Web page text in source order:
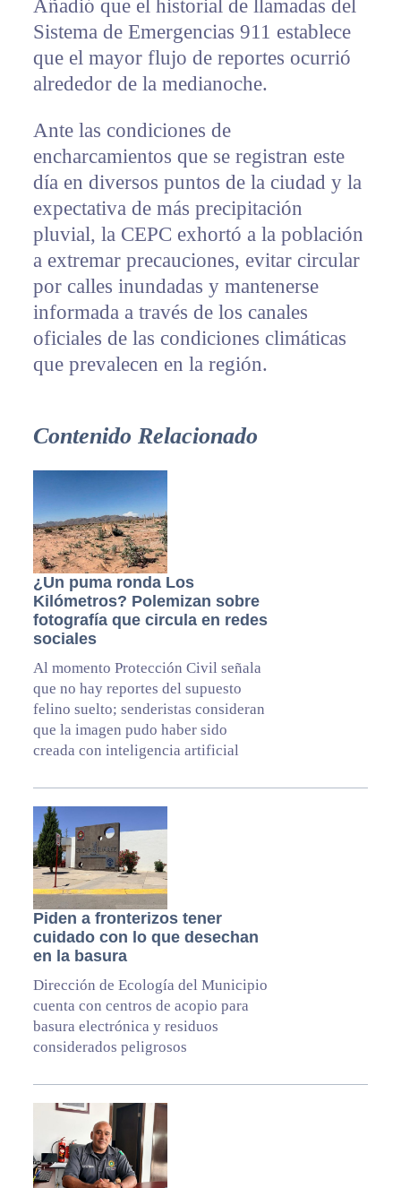
Añadió que el historial de llamadas del
Sistema de Emergencias 911 establece
que el mayor flujo de reportes ocurrió
alrededor de la medianoche.
Ante las condiciones de
encharcamientos que se registran este
día en diversos puntos de la ciudad y la
expectativa de más precipitación
pluvial, la CEPC exhortó a la población
a extremar precauciones, evitar circular
por calles inundadas y mantenerse
informada a través de los canales
oficiales de las condiciones climáticas
que prevalecen en la región.
Contenido Relacionado
¿Un puma ronda Los
Kilómetros? Polemizan sobre
fotografía que circula en redes
sociales
Al momento Protección Civil señala
que no hay reportes del supuesto
felino suelto; senderistas consideran
que la imagen pudo haber sido
creada con inteligencia artificial
Piden a fronterizos tener
cuidado con lo que desechan
en la basura
Dirección de Ecología del Municipio
cuenta con centros de acopio para
basura electrónica y residuos
considerados peligrosos